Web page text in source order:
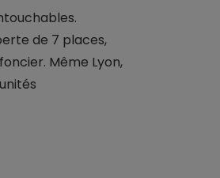
de 7 places,
Même Lyon,